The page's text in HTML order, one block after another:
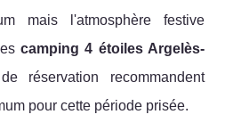
mais l'atmosphère festive
camping 4 étoiles Argelès-
réservation recommandent
pour cette période prisée.